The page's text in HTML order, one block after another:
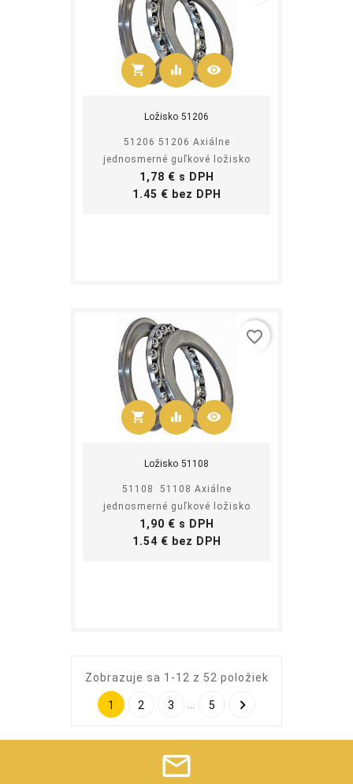
shopping_cart
Kúpiť
equalizer visibility
Ložisko 51206
51206 51206 Axiálne
jednosmerné guľkové ložisko
Cena
1,78 € s DPH
1.45 € bez DPH
shopping_cart
Kúpiť
equalizer visibility
Ložisko 51108
51108 51108 Axiálne
jednosmerné guľkové ložisko
Cena
1,90 € s DPH
1.54 € bez DPH
favorite_border
Zobrazuje sa 1-12 z 52 položiek
1 2 3 5 